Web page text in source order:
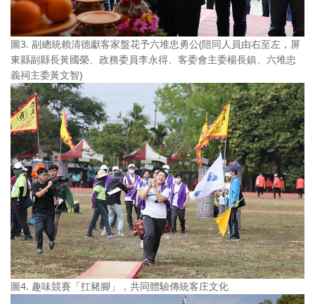
圖3. 副總統賴清德獻客家盤花予六堆忠勇公(陪同人員由右至左，屏
東縣副縣長黃國榮、政務委員李永得、客委會主委楊長鎮、六堆忠
義祠主委黃文智)
圖4. 趣味競賽「扛豬腳」，共同體驗傳統客庄文化